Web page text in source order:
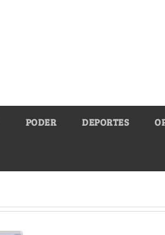
PODER DEPORTES